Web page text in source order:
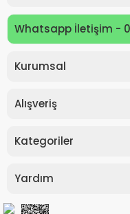
Whatsapp İletişim -
Kurumsal
Alışveriş
Kategoriler
Yardım